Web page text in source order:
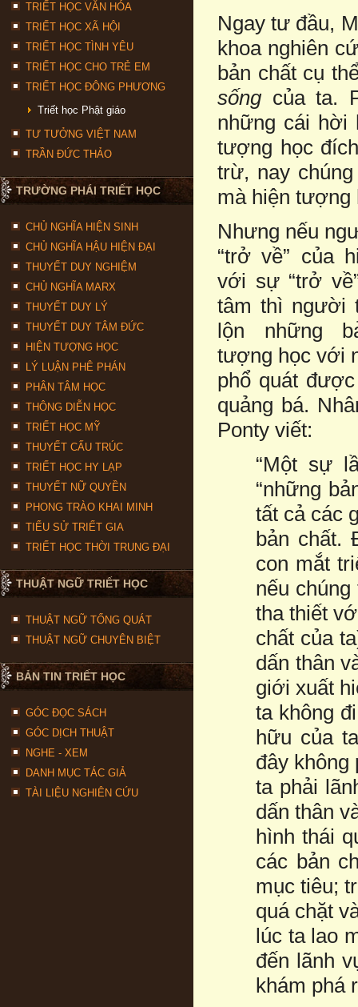
TRIẾT HỌC VĂN HÓA
TRIẾT HỌC XÃ HỘI
TRIẾT HỌC TÌNH YÊU
TRIẾT HỌC CHO TRẺ EM
TRIẾT HỌC ĐÔNG PHƯƠNG
Triết học Phật giáo
TƯ TƯỞNG VIỆT NAM
TRẦN ĐỨC THẢO
TRƯỜNG PHÁI TRIẾT HỌC
CHỦ NGHĨA HIỆN SINH
CHỦ NGHĨA HẬU HIỆN ĐẠI
THUYẾT DUY NGHIỆM
CHỦ NGHĨA MARX
THUYẾT DUY LÝ
THUYẾT DUY TÂM ĐỨC
HIỆN TƯỢNG HỌC
LÝ LUẬN PHÊ PHÁN
PHÂN TÂM HỌC
THÔNG DIỄN HỌC
TRIẾT HỌC MỸ
THUYẾT CẤU TRÚC
TRIẾT HỌC HY LẠP
THUYẾT NỮ QUYỀN
PHONG TRÀO KHAI MINH
TIỂU SỬ TRIẾT GIA
TRIẾT HỌC THỜI TRUNG ĐẠI
THUẬT NGỮ TRIẾT HỌC
THUẬT NGỮ TỔNG QUÁT
THUẬT NGỮ CHUYÊN BIỆT
BẢN TIN TRIẾT HỌC
GÓC ĐỌC SÁCH
GÓC DỊCH THUẬT
NGHE - XEM
DANH MỤC TÁC GIẢ
TÀI LIỆU NGHIÊN CỨU
Ngay tư đầu,
khoa nghiên
bản chất cụ
sống của ta.
những cái hời
tượng học
trừ, nay
mà hiện tượng
Nhưng nếu
“trở về” của
với sự “trở
tâm thì người
lộn những
tượng học với
phổ quát
quảng bá.
Ponty viết:
“Một sự
“những
tất cả các
bản chất.
con mắt
nếu
tha thiết
chất của
dấn thân
giới xuất
ta không
hữu của
đây không
ta phải
dấn thân
hình thái
các bản
mục tiêu;
quá chặt
lúc ta lao
đến lãnh
khám phá